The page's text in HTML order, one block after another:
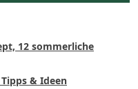
12 sommerliche
& Ideen